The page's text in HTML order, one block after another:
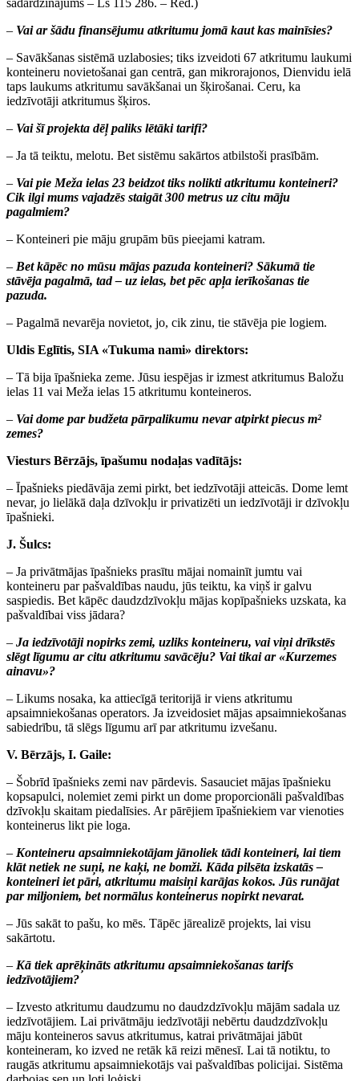
– Vai ar šādu finansējumu atkritumu jomā kaut kas mainīsies?
– Savākšanas sistēmā uzlabosies; tiks izveidoti 67 atkritumu laukumi
konteineru novietošanai gan centrā, gan mikrorajonos, Dienvidu ielā
taps laukums atkritumu savākšanai un šķirošanai. Ceru, ka
iedzīvotāji atkritumus šķiros.
– Vai šī projekta dēļ paliks lētāki tarifi?
– Ja tā teiktu, melotu. Bet sistēmu sakārtos atbilstoši prasībām.
– Vai pie Meža ielas 23 beidzot tiks nolikti atkritumu konteineri?
Cik ilgi mums vajadzēs staigāt 300 metrus uz citu māju
pagalmiem?
– Konteineri pie māju grupām būs pieejami katram.
– Bet kāpēc no mūsu mājas pazuda konteineri? Sākumā tie
stāvēja pagalmā, tad – uz ielas, bet pēc apļa ierīkošanas tie
pazuda.
– Pagalmā nevarēja novietot, jo, cik zinu, tie stāvēja pie logiem.
Uldis Eglītis, SIA «Tukuma nami» direktors:
– Tā bija īpašnieka zeme. Jūsu iespējas ir izmest atkritumus Baložu
ielas 11 vai Meža ielas 15 atkritumu konteineros.
– Vai dome par budžeta pārpalikumu nevar atpirkt piecus m²
zemes?
Viesturs Bērzājs, īpašumu nodaļas vadītājs:
– Īpašnieks piedāvāja zemi pirkt, bet iedzīvotāji atteicās. Dome lemt
nevar, jo lielākā daļa dzīvokļu ir privatizēti un iedzīvotāji ir dzīvokļu
īpašnieki.
J. Šulcs:
– Ja privātmājas īpašnieks prasītu mājai nomainīt jumtu vai
konteineru par pašvaldības naudu, jūs teiktu, ka viņš ir galvu
saspiedis. Bet kāpēc daudzdzīvokļu mājas kopīpašnieks uzskata, ka
pašvaldībai viss jādara?
– Ja iedzīvotāji nopirks zemi, uzliks konteineru, vai viņi drīkstēs
slēgt līgumu ar citu atkritumu savācēju? Vai tikai ar «Kurzemes
ainavu»?
– Likums nosaka, ka attiecīgā teritorijā ir viens atkritumu
apsaimniekošanas operators. Ja izveidosiet mājas apsaimniekošanas
sabiedrību, tā slēgs līgumu arī par atkritumu izvešanu.
V. Bērzājs, I. Gaile:
– Šobrīd īpašnieks zemi nav pārdevis. Sasauciet mājas īpašnieku
kopsapulci, nolemiet zemi pirkt un dome proporcionāli pašvaldības
dzīvokļu skaitam piedalīsies. Ar pārējiem īpašniekiem var vienoties
konteinerus likt pie loga.
– Konteineru apsaimniekotājam jānoliek tādi konteineri, lai tiem
klāt netiek ne suņi, ne kaķi, ne bomži. Kāda pilsēta izskatās –
konteineri iet pāri, atkritumu maisiņi karājas kokos. Jūs runājat
par miljoniem, bet normālus konteinerus nopirkt nevarat.
– Jūs sakāt to pašu, ko mēs. Tāpēc jārealizē projekts, lai visu
sakārtotu.
– Kā tiek aprēķināts atkritumu apsaimniekošanas tarifs
iedzīvotājiem?
– Izvesto atkritumu daudzumu no daudzdzīvokļu mājām sadala uz
iedzīvotājiem. Lai privātmāju iedzīvotāji nebērtu daudzdzīvokļu
māju konteineros savus atkritumus, katrai privātmājai jābūt
konteineram, ko izved ne retāk kā reizi mēnesī. Lai tā notiktu, to
raugās atkritumu apsaimniekotājs vai pašvaldības policijai. Sistēma